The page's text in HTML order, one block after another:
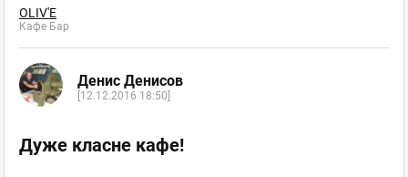
OLIV'E
Кафе Бар
Денис Денисов
[12.12.2016 18:50]
Дуже класне кафе!